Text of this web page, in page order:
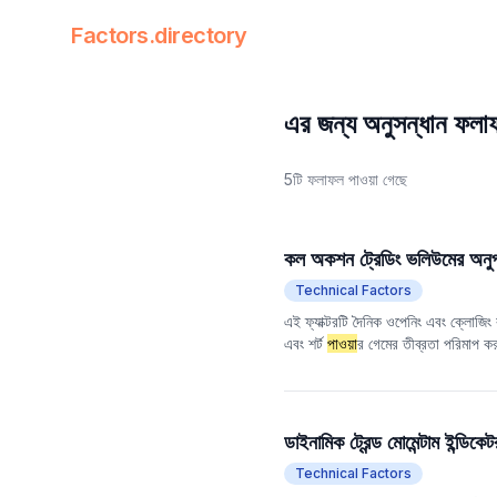
Factors.directory
এর জন্য অনুসন্ধান
5টি ফলাফল পাওয়া গেছে
কল অকশন ট্রেডিং ভলিউমের
Technical Factors
এই ফ্যাক্টরটি দৈনিক ওপেনিং এবং
এবং শর্টপাওয়ার গেমের তীব্রতা পরিমাপ
মেয়াদী মূল্যের প্রবণতা বিচার করতে
ডাইনামিক ট্রেন্ড মোমেন্টাম
Technical Factors